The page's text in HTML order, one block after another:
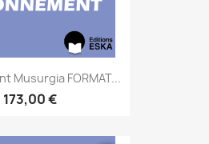
Musurgia FORMAT...
173,00 €